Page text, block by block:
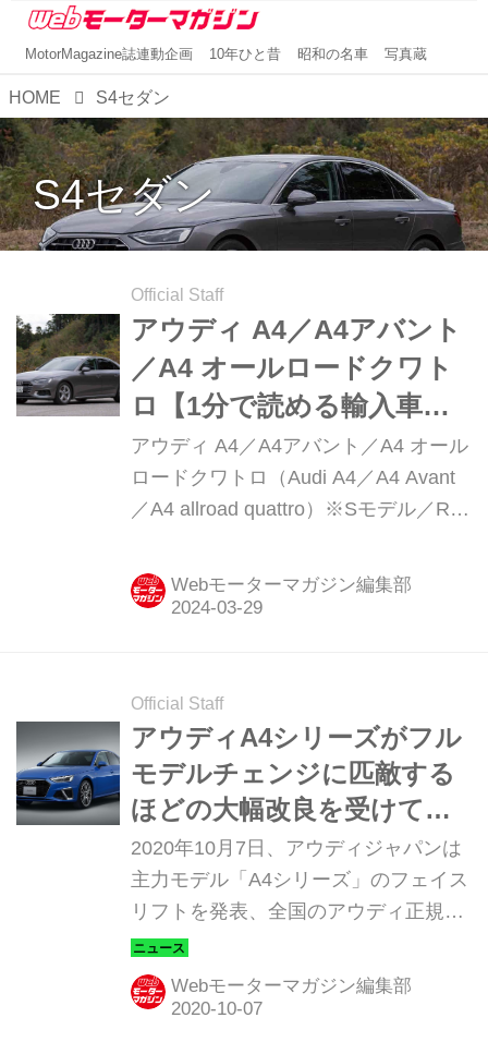
MotorMagazine誌連動企画 10年ひと昔 昭和の名車 写真蔵
HOME S4セダン
S4セダン
Official Staff
アウディ A4／A4アバント
／A4 オールロードクワト
ロ【1分で読める輸入車解
説／2024年現行モデル】
アウディ A4／A4アバント／A4 オール
ロードクワトロ（Audi A4／A4 Avant
／A4 allroad quattro）※Sモデル／RS
2月8日車両価格：563万円〜1316万円
Webモーターマガジン編集部
Official Staff
アウディA4シリーズがフル
モデルチェンジに匹敵する
ほどの大幅改良を受けて登
場
2020年10月7日、アウディジャパンは
主力モデル「A4シリーズ」のフェイス
リフトを発表、全国のアウディ正規デ
ィーラーで発売を開始した。今回の改
良は、A4セダン、A4アバント、S4セ
ダン、S4アバント、A4オールロード
Webモーターマガジン編集部